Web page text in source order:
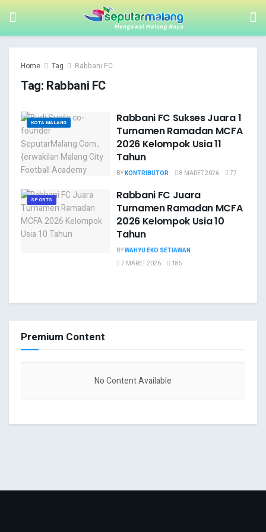
Home Tag Rabbani FC
Tag: Rabbani FC
KOTA MALANG
Rabbani FC Sukses Juara 1
Turnamen Ramadan MCFA
2026 Kelompok Usia 11
Tahun
BYKONTRIBUTOR 8 MARET 2026 77
SPORTS
Rabbani FC Juara
Turnamen Ramadan MCFA
2026 Kelompok Usia 10
Tahun
BYWAHYU EKO SETIAWAN
7 MARET 2026
185
Premium Content
No Content Available